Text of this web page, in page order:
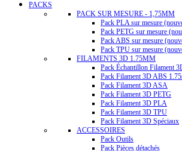
PACKS
PACK SUR MESURE - 1,75MM
Pack PLA sur mesure
Pack PETG sur mesure
Pack ABS sur mesure
Pack TPU sur mesure
FILAMENTS 3D 1.75MM
Pack Échantillon Filament
Pack Filament 3D ABS
Pack Filament 3D ASA
Pack Filament 3D PETG
Pack Filament 3D PLA
Pack Filament 3D TPU
Pack Filament 3D Spéciaux
ACCESSOIRES
Pack Outils
Pack Pièces détachés